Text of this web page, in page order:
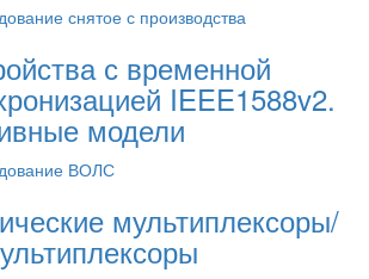
снятое с производства
с временной
IEEE1588v2.
модели
ВОЛС
мультиплексоры/